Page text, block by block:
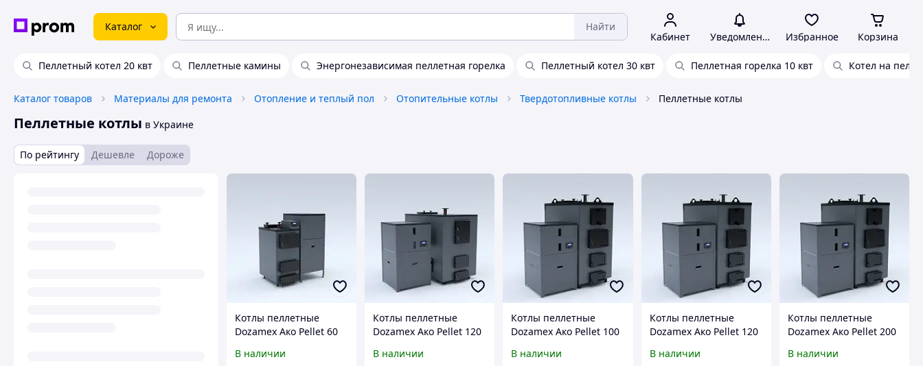
Каталог Найти
Кабинет Уведомления Избранное Корзина
Пеллетный котел 20 квт Пеллетные камины Энергонезависимая пеллетная горелка Пеллетный котел 30 квт Пеллетная горелка 10 квт Котел на
Каталог товаров Материалы для ремонта Отопление и теплый пол Отопительные котлы Твердотопливные котлы Пеллетные котлы
Пеллетные котлы в Украине
По рейтингу Дешевле Дороже
Котлы пеллетные
Dozamex Ако Pellet 60
В наличии
Котлы пеллетные
Dozamex Ако Pellet 120
В наличии
Котлы пеллетные
Dozamex Ако Pellet 100
В наличии
Котлы пеллетные
Dozamex Ако Pellet 120
В наличии
Котлы пеллетные
Dozamex Ако Pellet 200
В наличии